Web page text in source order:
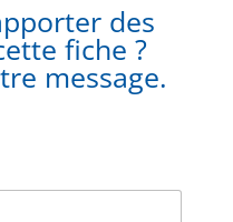
des
fiche ?
message.